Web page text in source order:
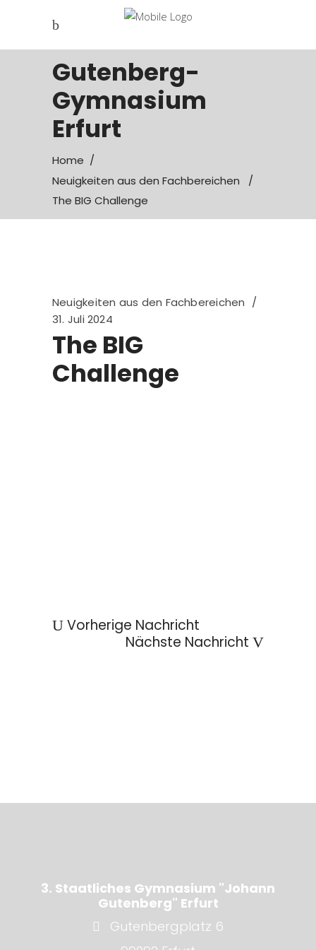
Gutenberg-
Gymnasium
Erfurt
Home /
Neuigkeiten aus den Fachbereichen
/
The BIG Challenge
Neuigkeiten aus den Fachbereichen
31. Juli 2024
The BIG
Challenge
Vorherige Nachricht
Nächste Nachricht
3. Staatliches Gymnasium "Johann
Gutenberg" Erfurt
Gutenbergplatz 6